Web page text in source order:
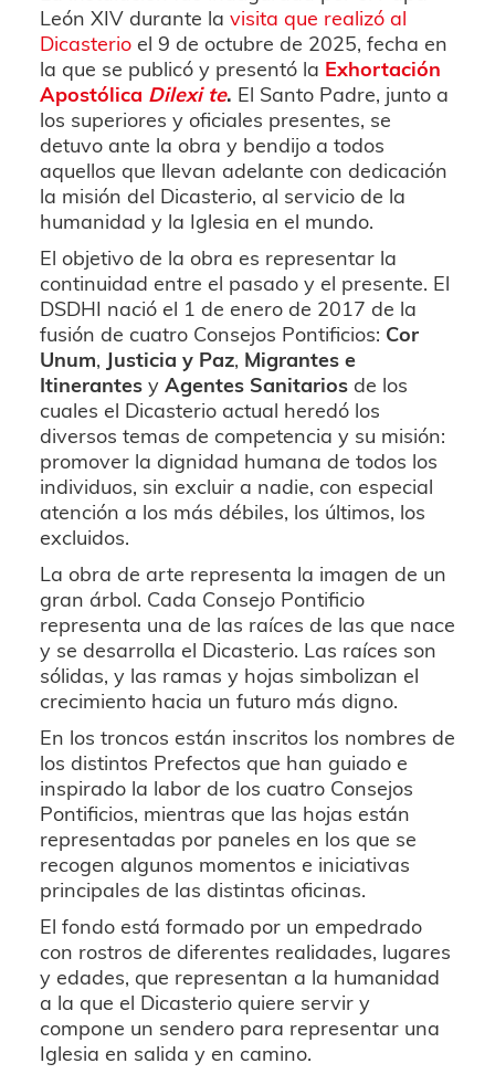
León XIV durante la visita que realizó al
Dicasterioel 9 de octubre de 2025, fecha en
la que se publicó y presentó la Exhortación
Apostólica Dilexi te. El Santo Padre, junto a
los superiores y oficiales presentes, se
detuvo ante la obra y bendijo a todos
aquellos que llevan adelante con dedicación
la misión del Dicasterio, al servicio de la
humanidad y la Iglesia en el mundo.
El objetivo de la obra es representar la
continuidad entre el pasado y el presente. El
DSDHI nació el 1 de enero de 2017 de la
fusión de cuatro Consejos Pontificios: Cor
Unum, Justicia y Paz, Migrantes e
Itinerantesy Agentes Sanitariosde los
cuales el Dicasterio actual heredó los
diversos temas de competencia y su misión:
promover la dignidad humana de todos los
individuos, sin excluir a nadie, con especial
atención a los más débiles, los últimos, los
excluidos.
La obra de arte representa la imagen de un
gran árbol. Cada Consejo Pontificio
representa una de las raíces de las que nace
y se desarrolla el Dicasterio. Las raíces son
sólidas, y las ramas y hojas simbolizan el
crecimiento hacia un futuro más digno.
En los troncos están inscritos los nombres de
los distintos Prefectos que han guiado e
inspirado la labor de los cuatro Consejos
Pontificios, mientras que las hojas están
representadas por paneles en los que se
recogen algunos momentos e iniciativas
principales de las distintas oficinas.
El fondo está formado por un empedrado
con rostros de diferentes realidades, lugares
y edades, que representan a la humanidad
a la que el Dicasterio quiere servir y
compone un sendero para representar una
Iglesia en salida y en camino.